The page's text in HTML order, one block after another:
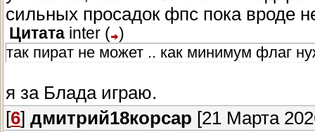
сильных просадок фпс пока вроде
Цитата inter ( )
так пират не может .. как минимум флаг
я за Блада играю.
[6] дмитрий18корсар [21 Марта